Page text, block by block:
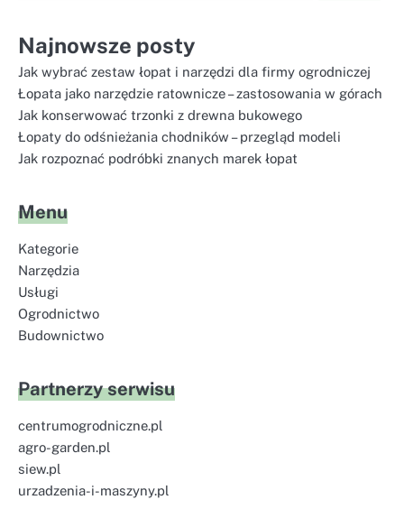
Najnowsze posty
Jak wybrać zestaw łopat i narzędzi dla firmy ogrodniczej
Łopata jako narzędzie ratownicze – zastosowania w górach
Jak konserwować trzonki z drewna bukowego
Łopaty do odśnieżania chodników – przegląd modeli
Jak rozpoznać podróbki znanych marek łopat
Menu
Kategorie
Narzędzia
Usługi
Ogrodnictwo
Budownictwo
Partnerzy serwisu
centrumogrodniczne.pl
agro-garden.pl
siew.pl
urzadzenia-i-maszyny.pl